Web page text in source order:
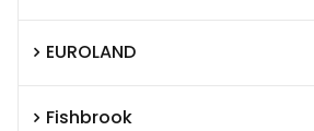
EUROLAND
Fishbrook